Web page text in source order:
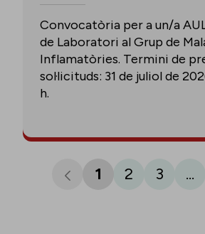
Convocatòria per a un/a
de Laboratori al Grup de
Inflamatòries. Termini de
sol·licituds: 31 de juliol de
h.
1 2 3 ...